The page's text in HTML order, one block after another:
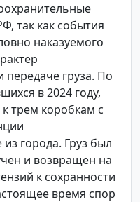
так как события
наказуемого
передаче груза. По
в 2024 году,
трем коробкам с
города. Груз был
и возвращен на
к сохранности
время спор